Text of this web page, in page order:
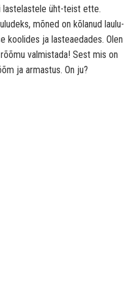
üht-teist ette.
mõned on kõlanud laulu-
koolides ja lasteaedades. Olen
valmistada! Sest mis on
ja armastus. On ju?